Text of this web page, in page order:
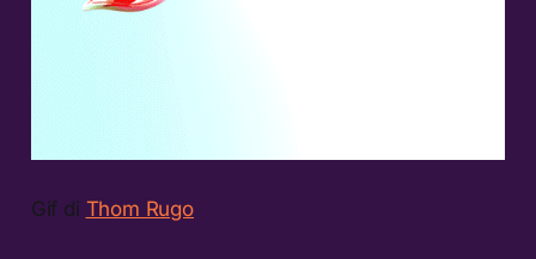
Gif di Thom Rugo